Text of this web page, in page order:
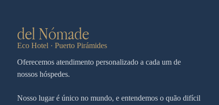
del Nómade
Eco Hotel · Puerto Pirámides
Oferecemos atendimento personalizado a cada um de
nossos hóspedes.
Nosso lugar é único no mundo, e entendemos o quão difícil